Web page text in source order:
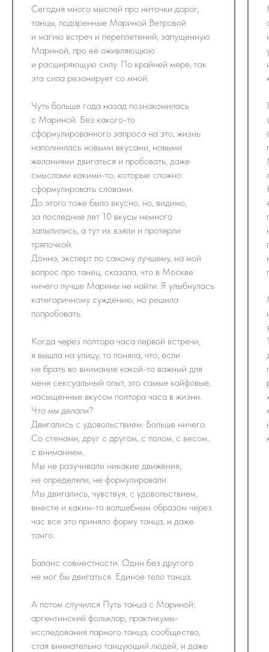
Сегодня много мыслей про ниточки дорог,
танцы, подаренные Мариной Ветровой
и магию встреч и переплетений, запущенную
Мариной, про её оживляющюю
и расширяющую силу. По крайней мере, так
эта сила резонирует со мной.
Чуть больше года назад познакомилась
с Мариной. Без какого-то
сформулированного запроса на это, жизнь
наполнилась новыми вкусами, новыми
желаниями двигаться и пробовать, даже
смыслами какими-то, которые сложно
сформулировать словами.
До этого тоже было вкусно, но, видимо,
за последние лет 10 вкусы немного
запылились, а тут их взяли и протерли
тряпочкой.
Донна, эксперт по самому лучшему, на мой
вопрос про танец, сказала, что в Москве
ничего лучше Марины не найти. Я улыбнулась
категоричному суждению, но решила
попробовать.
Когда через полтора часа первой встречи,
я вышла на улицу, то поняла, что, если
не брать во внимание какой-то важный для
меня сексуальный опыт, это самые кайфовые,
насыщенные вкусом полтора часа в жизни.
Что мы делали?
Двигались с удовольствием. Больше ничего.
Со стенами, друг с другом, с полом, с весом,
с вниманием.
Мы не разучивали никакие движения,
не определяли, не формулировали.
Мы двигались, чувствуя, с удовольствием,
вместе и каким-то волшебным образом через
час все это приняло форму танца, и даже
танго.
Баланс совместности. Один без другого
не мог бы двигаться. Единое тело танца.
А потом случился Путь танца с Мариной:
аргентинский фольклор, практикумы-
исследования парного танца, сообщество,
стая внимательно танцующий людей, и даже